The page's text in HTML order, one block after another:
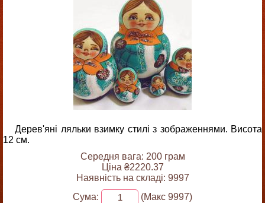
Дерев'яні ляльки взимку стилі з зображеннями. Висота
12 см.
Середня вага: 200 грам
Ціна ₴2220.37
Наявність на складі: 9997
Сума:
(Макс 9997)